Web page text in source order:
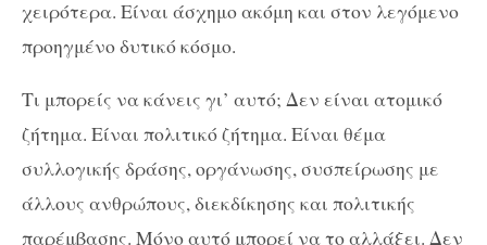
χειρότερα. Είναι άσχημο ακόμη και στον λεγόμενο
προηγμένο δυτικό κόσμο.
Τι μπορείς να κάνεις γι’ αυτό; Δεν είναι ατομικό
ζήτημα. Είναι πολιτικό ζήτημα. Είναι θέμα
συλλογικής δράσης, οργάνωσης, συσπείρωσης με
άλλους ανθρώπους, διεκδίκησης και πολιτικής
παρέμβασης. Μόνο αυτό μπορεί να το αλλάξει. Δεν